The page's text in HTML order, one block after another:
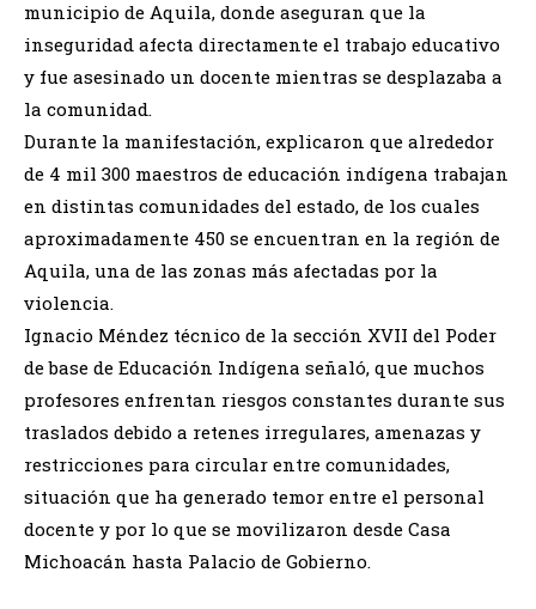
municipio de Aquila, donde aseguran que la
inseguridad afecta directamente el trabajo educativo
y fue asesinado un docente mientras se desplazaba a
la comunidad.
Durante la manifestación, explicaron que alrededor
de 4 mil 300 maestros de educación indígena trabajan
en distintas comunidades del estado, de los cuales
aproximadamente 450 se encuentran en la región de
Aquila, una de las zonas más afectadas por la
violencia.
Ignacio Méndez técnico de la sección XVII del Poder
de base de Educación Indígena señaló, que muchos
profesores enfrentan riesgos constantes durante sus
traslados debido a retenes irregulares, amenazas y
restricciones para circular entre comunidades,
situación que ha generado temor entre el personal
docente y por lo que se movilizaron desde Casa
Michoacán hasta Palacio de Gobierno.